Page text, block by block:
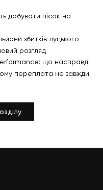
добувати пісок на
збитків луцького
розгляд
що насправді
переплата не завжди